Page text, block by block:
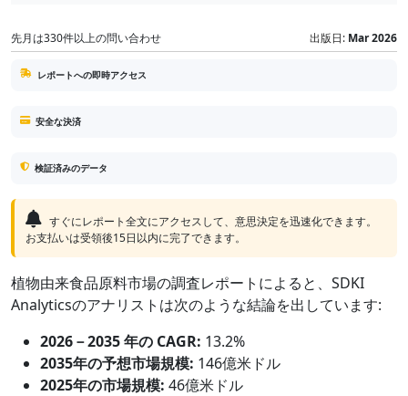
先月は330件以上の問い合わせ 出版日: Mar 2026
レポートへの即時アクセス
安全な決済
検証済みのデータ
すぐにレポート全文にアクセスして、意思決定を迅速化できます。
お支払いは受領後15日以内に完了できます。
植物由来食品原料市場の調査レポートによると、SDKI
Analyticsのアナリストは次のような結論を出しています:
2026－2035 年の CAGR: 13.2%
2035年の予想市場規模: 146億米ドル
2025年の市場規模: 46億米ドル